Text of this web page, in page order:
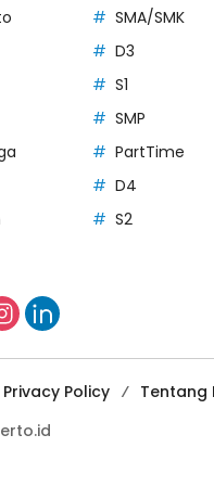
SMA/SMK
D3
S1
SMP
PartTime
D4
S2
Privacy Policy
Tentang